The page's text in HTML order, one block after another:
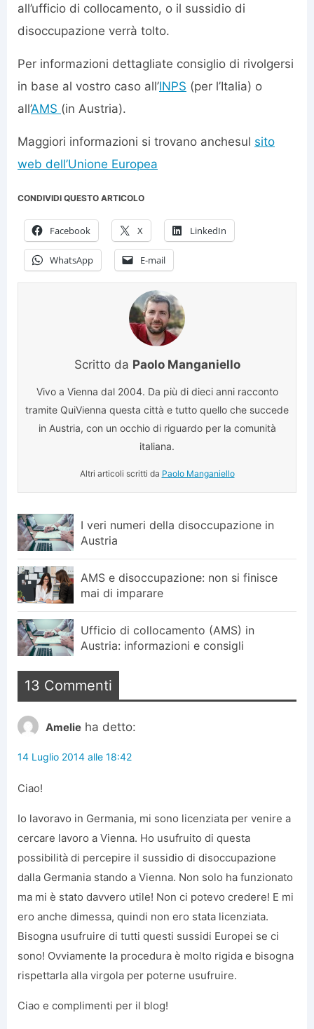
all’ufficio di collocamento, o il sussidio di
disoccupazione verrà tolto.
Per informazioni dettagliate consiglio di rivolgersi
in base al vostro caso all’INPS (per l’Italia) o
all’AMS (in Austria).
Maggiori informazioni si trovano anchesul sito
web dell’Unione Europea
CONDIVIDI QUESTO ARTICOLO
Facebook X LinkedIn
WhatsApp E-mail
Scritto da Paolo Manganiello
Vivo a Vienna dal 2004. Da più di dieci anni racconto
tramite QuiVienna questa città e tutto quello che succede
in Austria, con un occhio di riguardo per la comunità
italiana.
Altri articoli scritti da Paolo Manganiello
I veri numeri della disoccupazione in
Austria
AMS e disoccupazione: non si finisce
mai di imparare
Ufficio di collocamento (AMS) in
Austria: informazioni e consigli
13 Commenti
Amelie ha detto:
14 Luglio 2014 alle 18:42
Ciao!
Io lavoravo in Germania, mi sono licenziata per venire a
cercare lavoro a Vienna. Ho usufruito di questa
possibilità di percepire il sussidio di disoccupazione
dalla Germania stando a Vienna. Non solo ha funzionato
ma mi è stato davvero utile! Non ci potevo credere! E mi
ero anche dimessa, quindi non ero stata licenziata.
Bisogna usufruire di tutti questi sussidi Europei se ci
sono! Ovviamente la procedura è molto rigida e bisogna
rispettarla alla virgola per poterne usufruire.
Ciao e complimenti per il blog!